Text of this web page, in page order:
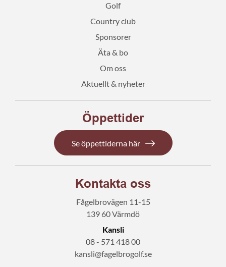
Golf
Country club
Sponsorer
Äta & bo
Om oss
Aktuellt & nyheter
Öppettider
Se öppettiderna här
Kontakta oss
Fågelbrovägen 11-15
139 60 Värmdö
Kansli
08 - 571 418 00
kansli@fagelbrogolf.se